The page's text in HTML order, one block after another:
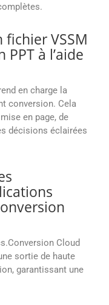
VSSM
à l’aide
en charge la
conversion. Cela
en page, de
décisions éclairées
Cloud
sortie de haute
garantissant une